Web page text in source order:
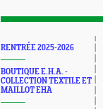
RENTRÉE 2025-2026
BOUTIQUE E.H.A. -
COLLECTION TEXTILE ET
MAILLOT EHA